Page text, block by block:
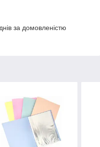
за домовленістю